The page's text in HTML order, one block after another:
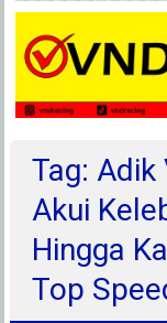
Tag: Adik
Akui
Hingga
Top